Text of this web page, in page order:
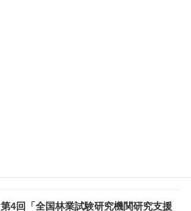
第4回「全国林業試験研究機関研究支援